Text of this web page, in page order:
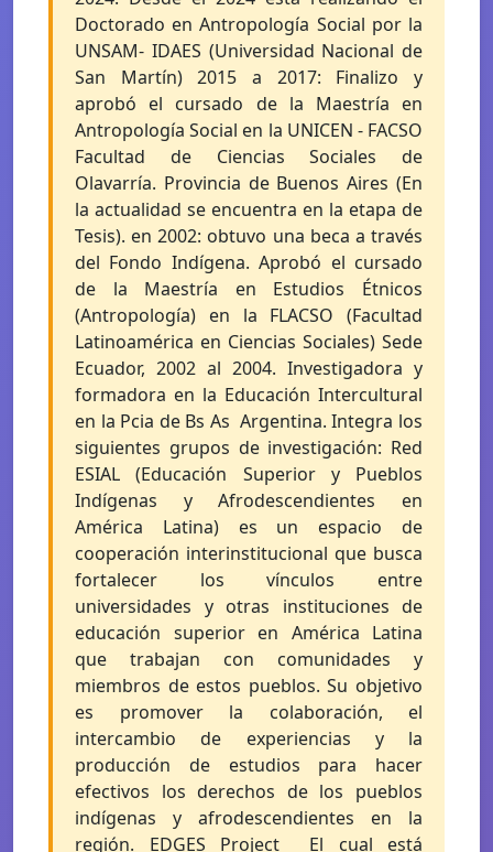
Doctorado en Antropología Social por la
UNSAM- IDAES (Universidad Nacional de
San Martín) 2015 a 2017: Finalizo y
aprobó el cursado de la Maestría en
Antropología Social en la UNICEN - FACSO
Facultad de Ciencias Sociales de
Olavarría. Provincia de Buenos Aires (En
la actualidad se encuentra en la etapa de
Tesis). en 2002: obtuvo una beca a través
del Fondo Indígena. Aprobó el cursado
de la Maestría en Estudios Étnicos
(Antropología) en la FLACSO (Facultad
Latinoamérica en Ciencias Sociales) Sede
Ecuador, 2002 al 2004. Investigadora y
formadora en la Educación Intercultural
en la Pcia de Bs As  Argentina. Integra los
siguientes grupos de investigación: Red
ESIAL (Educación Superior y Pueblos
Indígenas y Afrodescendientes en
América Latina) es un espacio de
cooperación interinstitucional que busca
fortalecer los vínculos entre
universidades y otras instituciones de
educación superior en América Latina
que trabajan con comunidades y
miembros de estos pueblos. Su objetivo
es promover la colaboración, el
intercambio de experiencias y la
producción de estudios para hacer
efectivos los derechos de los pueblos
indígenas y afrodescendientes en la
región. EDGES Project  El cual está